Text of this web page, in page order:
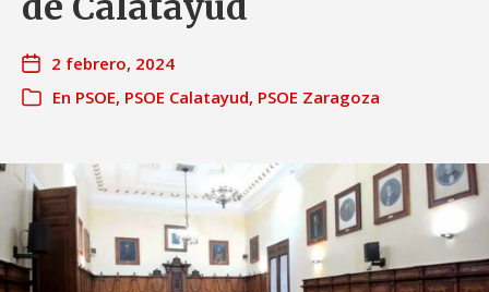
2 febrero, 2024
En PSOE, PSOE Calatayud, PSOE Zaragoza